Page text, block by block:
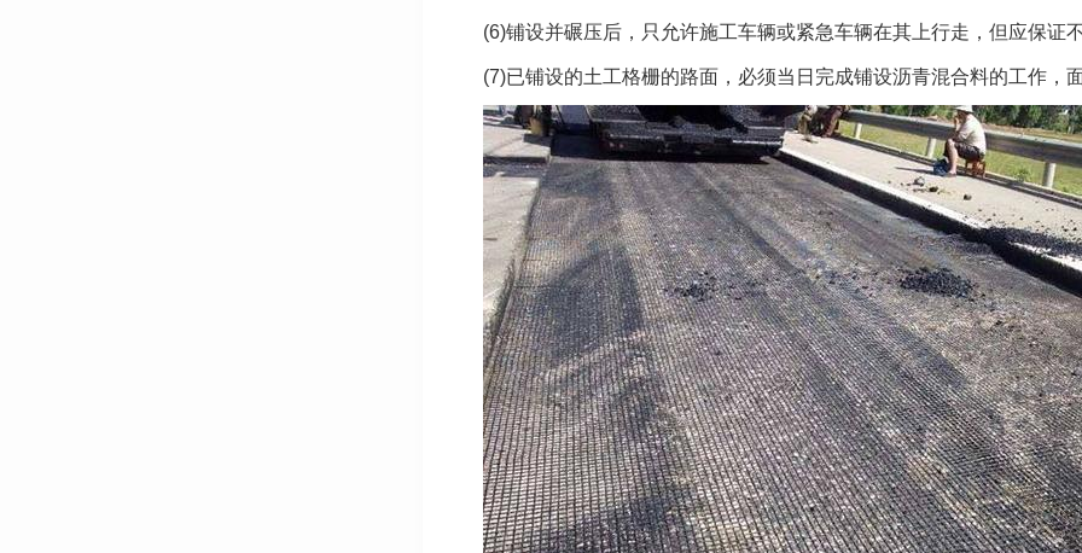
(6)铺设并碾压后，只允许施工车辆或紧急车辆在其上行走，但应保证
(7)已铺设的土工格栅的路面，必须当日完成铺设沥青混合料的工作，